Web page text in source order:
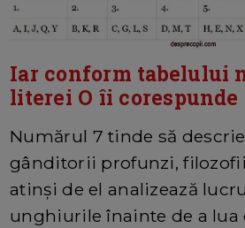
Iar conform tabelului
literei O îi
Numărul 7 tinde să
gânditorii profunzi, filozofii
atinși de el analizează
unghiurile înainte de a lua